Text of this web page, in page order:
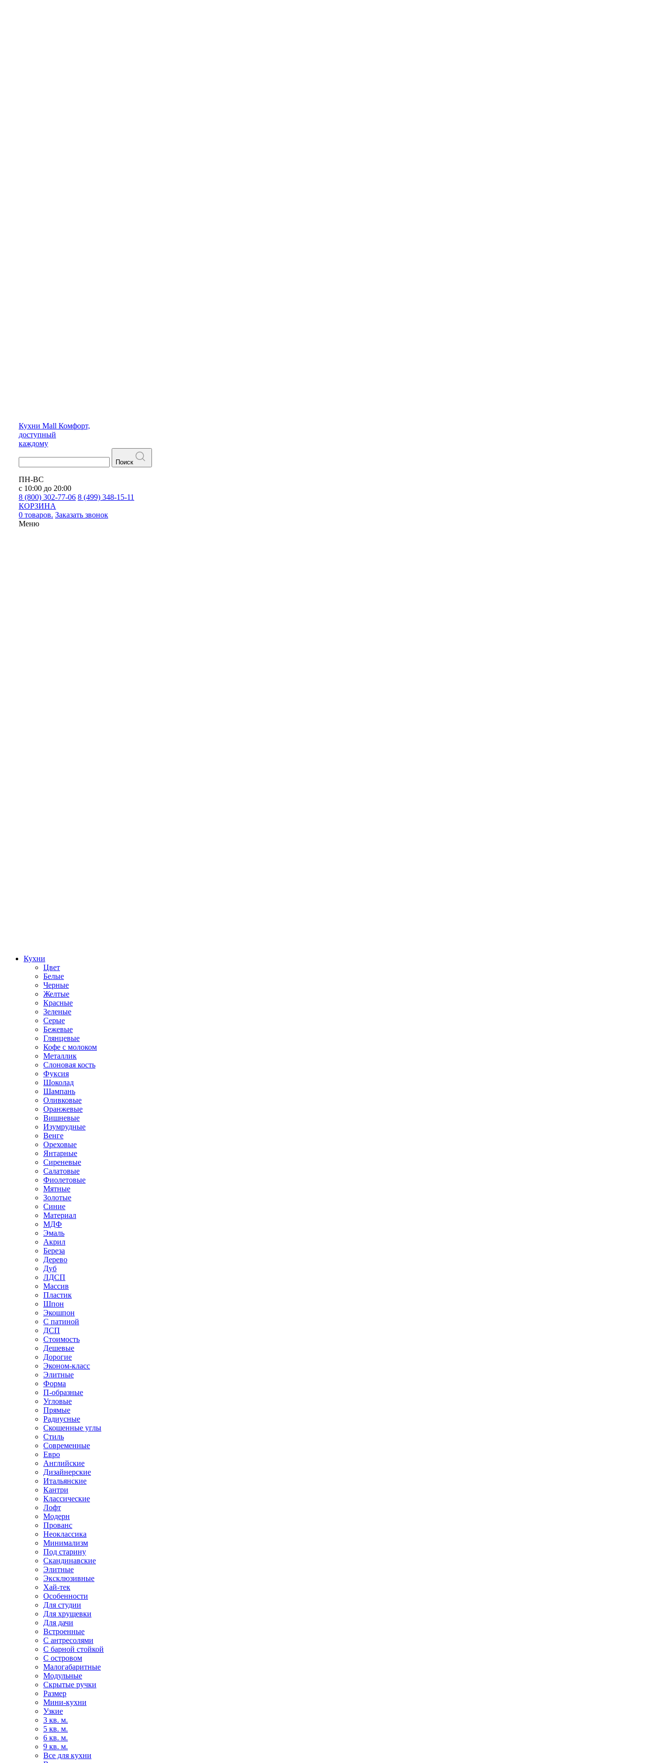
Кухни Mall Комфорт,
доступный
каждому
Поиск
ПН-ВС
с 10:00 до 20:00
8 (800) 302-77-06 8 (499) 348-15-11
КОРЗИНА
0 товаров. Заказать звонок
Меню
Кухни
Цвет
Белые
Черные
Желтые
Красные
Зеленые
Серые
Бежевые
Глянцевые
Кофе с молоком
Металлик
Слоновая кость
Фуксия
Шоколад
Шампань
Оливковые
Оранжевые
Вишневые
Изумрудные
Венге
Ореховые
Янтарные
Сиреневые
Салатовые
Фиолетовые
Мятные
Золотые
Синие
Материал
МДФ
Эмаль
Акрил
Береза
Дерево
Дуб
ЛДСП
Массив
Пластик
Шпон
Экошпон
С патиной
ДСП
Стоимость
Дешевые
Дорогие
Эконом-класс
Элитные
Форма
П-образные
Угловые
Прямые
Радиусные
Скошенные углы
Стиль
Современные
Евро
Английские
Дизайнерские
Итальянские
Кантри
Классические
Лофт
Модерн
Прованс
Неоклассика
Минимализм
Под старину
Скандинавские
Элитные
Эксклюзивные
Хай-тек
Особенности
Для студии
Для хрущевки
Для дачи
Встроенные
С антресолями
С барной стойкой
С островом
Малогабаритные
Модульные
Скрытые ручки
Размер
Мини-кухни
Узкие
3 кв. м.
5 кв. м.
6 кв. м.
9 кв. м.
Все для кухни